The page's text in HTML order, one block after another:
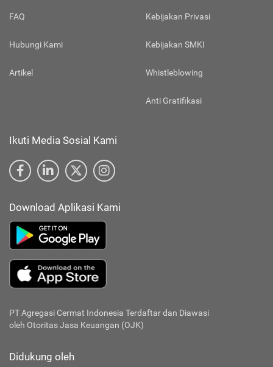
FAQ
Hubungi Kami
Artikel
Kebijakan Privasi
Kebijakan SMKI
Whistleblowing
Anti Gratifikasi
Ikuti Media Sosial Kami
Download Aplikasi Kami
PT Agregasi Cermat Indonesia Terdaftar dan Diawasi
oleh Otoritas Jasa Keuangan (OJK)
Didukung oleh